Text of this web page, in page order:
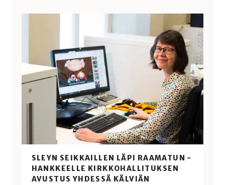
SLEYN SEIKKAILLEN LÄPI RAAMATUN -
HANKKEELLE KIRKKOHALLITUKSEN
AVUSTUS YHDESSÄ KÄLVIÄN